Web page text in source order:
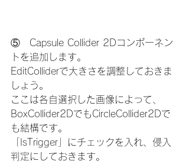
⑤　Capsule Collider 2Dコンポーネン
トを追加します。
EditColliderで大きさを調整しておきま
しょう。
ここは各自選択した画像によって、
BoxCollider2DでもCircleCollider2Dで
も結構です。
「IsTrigger」にチェックを入れ、侵入
判定にしておきます。